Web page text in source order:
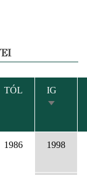
TÓL
IG
1986 1998